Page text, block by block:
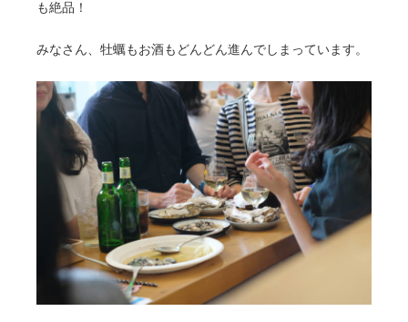
も絶品！
みなさん、牡蠣もお酒もどんどん進んでしまっています。